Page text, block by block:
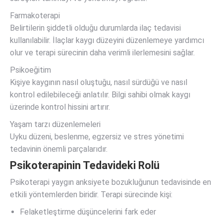
Farmakoterapi
Belirtilerin şiddetli olduğu durumlarda ilaç tedavisi
kullanılabilir. İlaçlar kaygı düzeyini düzenlemeye yardımcı
olur ve terapi sürecinin daha verimli ilerlemesini sağlar.
Psikoeğitim
Kişiye kaygının nasıl oluştuğu, nasıl sürdüğü ve nasıl
kontrol edilebileceği anlatılır. Bilgi sahibi olmak kaygı
üzerinde kontrol hissini artırır.
Yaşam tarzı düzenlemeleri
Uyku düzeni, beslenme, egzersiz ve stres yönetimi
tedavinin önemli parçalarıdır.
Psikoterapinin Tedavideki Rolü
Psikoterapi yaygın anksiyete bozukluğunun tedavisinde en
etkili yöntemlerden biridir. Terapi sürecinde kişi:
Felaketleştirme düşüncelerini fark eder